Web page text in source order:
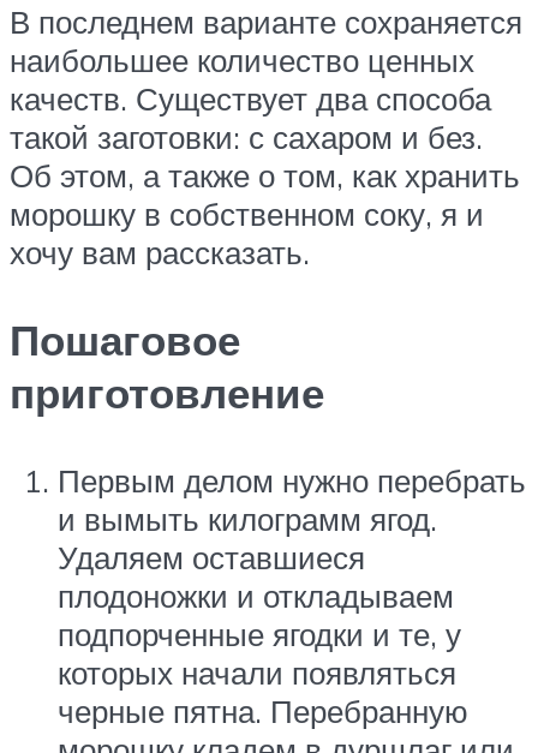
В последнем варианте сохраняется
наибольшее количество ценных
качеств. Существует два способа
такой заготовки: с сахаром и без.
Об этом, а также о том, как хранить
морошку в собственном соку, я и
хочу вам рассказать.
Пошаговое
приготовление
Первым делом нужно перебрать
и вымыть килограмм ягод.
Удаляем оставшиеся
плодоножки и откладываем
подпорченные ягодки и те, у
которых начали появляться
черные пятна. Перебранную